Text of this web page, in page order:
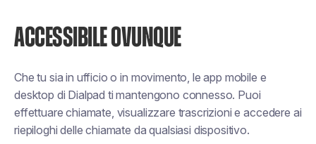
ACCESSIBILE OVUNQUE
Che tu sia in ufficio o in movimento, le app mobile e
desktop di Dialpad ti mantengono connesso. Puoi
effettuare chiamate, visualizzare trascrizioni e accedere ai
riepiloghi delle chiamate da qualsiasi dispositivo.